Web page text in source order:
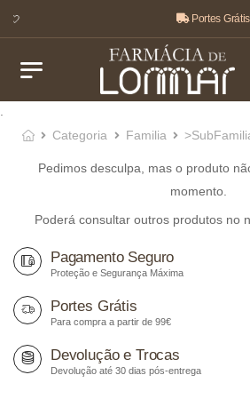
🤍 Portes
Categoria
Familia
Pedimos desculpa, mas o produto
momento.
Poderá consultar outros produtos no
Pagamento Seguro
Proteção e Segurança Máxima
Portes Grátis
Para compra a partir de 99€
Devolução e Trocas
Devolução até 30 dias pós-entrega